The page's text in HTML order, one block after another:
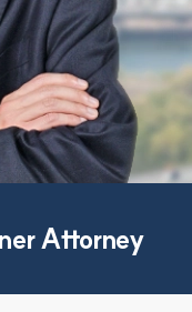
Attorney